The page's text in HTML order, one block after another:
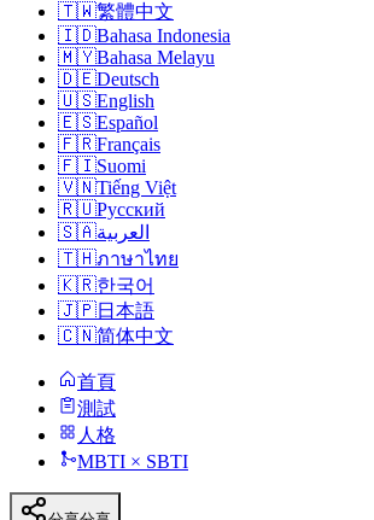
🇹🇼繁體中文
🇮🇩Bahasa Indonesia
🇲🇾Bahasa Melayu
🇩🇪Deutsch
🇺🇸English
🇪🇸Español
🇫🇷Français
🇫🇮Suomi
🇻🇳Tiếng Việt
🇷🇺Русский
🇸🇦العربية
🇹🇭ภาษาไทย
🇰🇷한국어
🇯🇵日本語
🇨🇳简体中文
首頁
測試
人格
MBTI × SBTI